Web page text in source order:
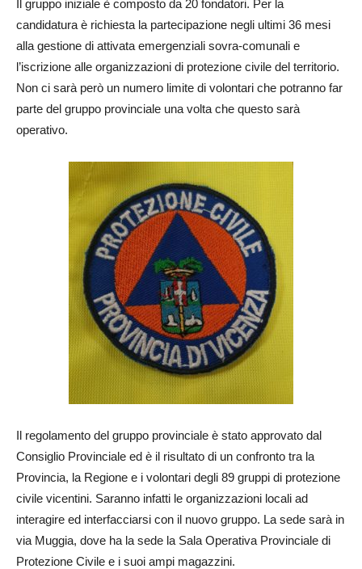
Il gruppo iniziale è composto da 20 fondatori. Per la
candidatura è richiesta la partecipazione negli ultimi 36 mesi
alla gestione di attivata emergenziali sovra-comunali e
l’iscrizione alle organizzazioni di protezione civile del territorio.
Non ci sarà però un numero limite di volontari che potranno far
parte del gruppo provinciale una volta che questo sarà
operativo.
Il regolamento del gruppo provinciale è stato approvato dal
Consiglio Provinciale ed è il risultato di un confronto tra la
Provincia, la Regione e i volontari degli 89 gruppi di protezione
civile vicentini. Saranno infatti le organizzazioni locali ad
interagire ed interfacciarsi con il nuovo gruppo. La sede sarà in
via Muggia, dove ha la sede la Sala Operativa Provinciale di
Protezione Civile e i suoi ampi magazzini.